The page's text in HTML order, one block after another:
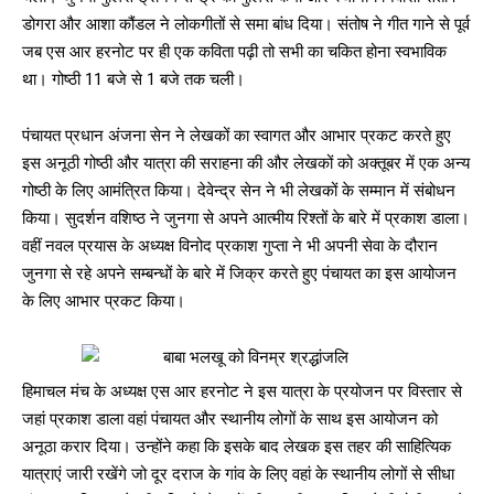
डोगरा और आशा कौंडल ने लोकगीतों से समा बांध दिया। संतोष ने गीत गाने से पूर्व
जब एस आर हरनोट पर ही एक कविता पढ़ी तो सभी का चकित होना स्वभाविक
था। गोष्ठी 11 बजे से 1 बजे तक चली।
पंचायत प्रधान अंजना सेन ने लेखकों का स्वागत और आभार प्रकट करते हुए
इस अनूठी गोष्ठी और यात्रा की सराहना की और लेखकों को अक्तूबर में एक अन्य
गोष्ठी के लिए आमंत्रित किया। देवेन्द्र सेन ने भी लेखकों के सम्मान में संबोधन
किया। सुदर्शन वशिष्ठ ने जुनगा से अपने आत्मीय रिश्तों के बारे में प्रकाश डाला।
वहीं नवल प्रयास के अध्यक्ष विनोद प्रकाश गुप्ता ने भी अपनी सेवा के दौरान
जुनगा से रहे अपने सम्बन्धों के बारे में जिक्र करते हुए पंचायत का इस आयोजन
के लिए आभार प्रकट किया।
हिमाचल मंच के अध्यक्ष एस आर हरनोट ने इस यात्रा के प्रयोजन पर विस्तार से
जहां प्रकाश डाला वहां पंचायत और स्थानीय लोगों के साथ इस आयोजन को
अनूठा करार दिया। उन्होंने कहा कि इसके बाद लेखक इस तहर की साहित्यिक
यात्राएं जारी रखेंगे जो दूर दराज के गांव के लिए वहां के स्थानीय लोगों से सीधा